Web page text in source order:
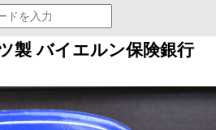
製 バイエルン保険銀行